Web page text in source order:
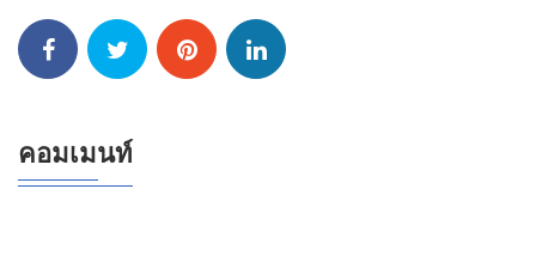
คอมเมนท์